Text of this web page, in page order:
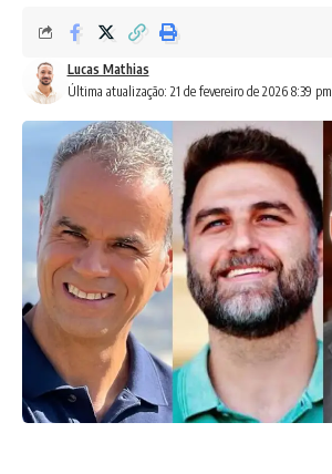
Última atualização: 21 de fevereiro de 2026 8:39 pm
Lucas Mathias